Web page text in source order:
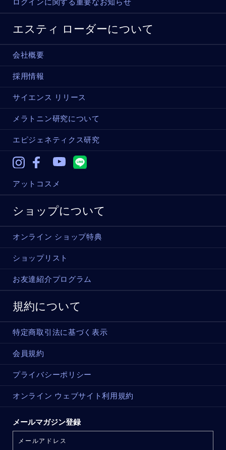
ログインに関する重要なお知らせ
エスティ ローダーについて
会社概要
採用情報
サイエンス リリース
メラトニン研究について
エピジェネティクス研究
InstagramFacebook
アットコスメ
ショップについて
オンライン ショップ特典
ショップリスト
お友達紹介プログラム
規約について
特定商取引法に基づく表示
会員規約
プライバシーポリシー
オンライン ウェブサイト利用規約
メールマガジン登録